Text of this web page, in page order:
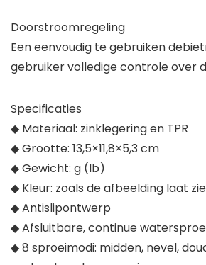
Doorstroomregeling
Een eenvoudig te gebruiken
gebruiker volledige controle over
Specificaties
◆ Materiaal: zinklegering en TPR
◆ Grootte: 13,5×11,8×5,3 cm
◆ Gewicht: g (lb)
◆ Kleur: zoals de afbeelding laat
◆ Antislipontwerp
◆ Afsluitbare, continue
◆ 8 sproeimodi: midden, nevel,